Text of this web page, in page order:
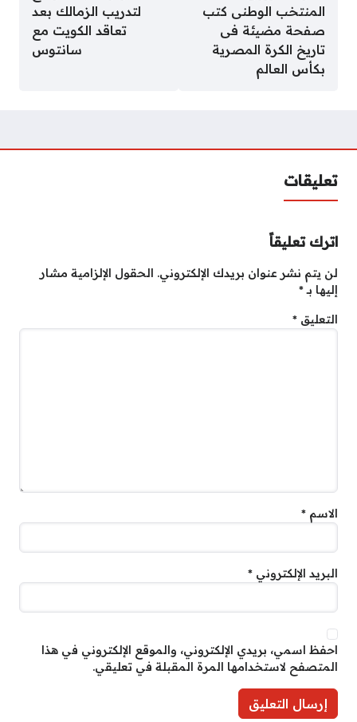
المنتخب الوطنى كتب
صفحة مضيئة فى
تاريخ الكرة المصرية
بكأس العالم
لتدريب الزمالك بعد
تعاقد الكويت مع
سانتوس
تعليقات
اترك تعليقاً
لن يتم نشر عنوان بريدك الإلكتروني. الحقول الإلزامية مشار
إليها بـ*
التعليق *
الاسم *
البريد الإلكتروني *
احفظ اسمي، بريدي الإلكتروني، والموقع الإلكتروني في هذا
المتصفح لاستخدامها المرة المقبلة في تعليقي.